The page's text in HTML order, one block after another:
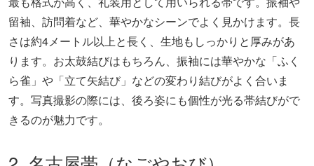
留袖、訪問着など、華やかなシーンでよく見かけます。長
さは約4メートル以上と長く、生地もしっかりと厚みがあ
ります。お太鼓結びはもちろん、振袖には華やかな「ふく
ら雀」や「立て矢結び」などの変わり結びがよく合いま
す。写真撮影の際には、後ろ姿にも個性が光る帯結びがで
きるのが魅力です。